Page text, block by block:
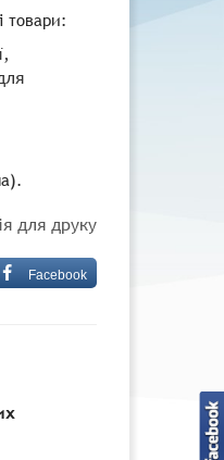
товари:
для друку
Facebook